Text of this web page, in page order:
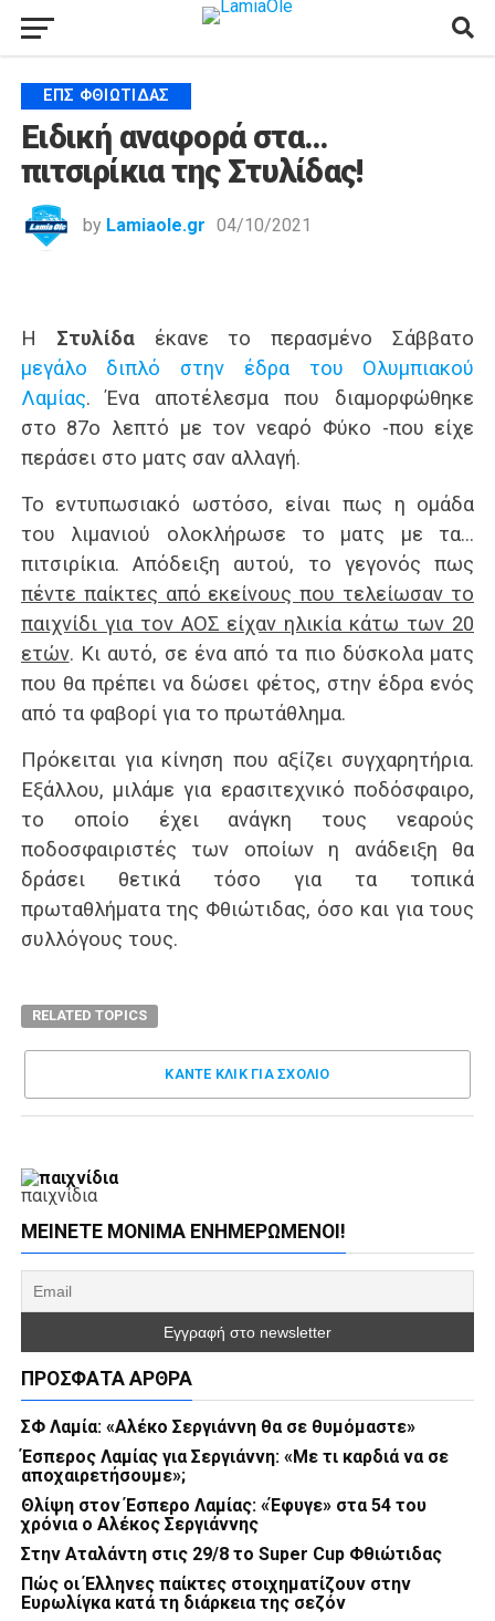
ΕΠΣ ΦΘΙΏΤΙΔΑΣ
Ειδική αναφορά στα…
πιτσιρίκια της Στυλίδας!
by Lamiaole.gr 04/10/2021
Η Στυλίδαέκανε το περασμένο Σάββατο
μεγάλο διπλό στην έδρα του Ολυμπιακού
Λαμίας. Ένα αποτέλεσμα που διαμορφώθηκε
στο 87ο λεπτό με τον νεαρό Φύκο -που είχε
περάσει στο ματς σαν αλλαγή.
Το εντυπωσιακό ωστόσο, είναι πως η ομάδα
του λιμανιού ολοκλήρωσε το ματς με τα…
πιτσιρίκια. Απόδειξη αυτού, το γεγονός πως
πέντε παίκτες από εκείνους που τελείωσαν το
παιχνίδι για τον ΑΟΣ είχαν ηλικία κάτω των 20
ετών. Κι αυτό, σε ένα από τα πιο δύσκολα ματς
που θα πρέπει να δώσει φέτος, στην έδρα ενός
από τα φαβορί για το πρωτάθλημα.
Πρόκειται για κίνηση που αξίζει συγχαρητήρια.
Εξάλλου, μιλάμε για ερασιτεχνικό ποδόσφαιρο,
το οποίο έχει ανάγκη τους νεαρούς
ποδοσφαιριστές των οποίων η ανάδειξη θα
δράσει θετικά τόσο για τα τοπικά
πρωταθλήματα της Φθιώτιδας, όσο και για τους
συλλόγους τους.
RELATED TOPICS
ΚΑΝΤΕ ΚΛΊΚ ΓΙΑ ΣΧΌΛΙΟ
παιχνίδια
ΜΕΊΝΕΤΕ ΜΌΝΙΜΑ ΕΝΗΜΕΡΏΜΕΝΟΙ!
ΠΡΌΣΦΑΤΑ ΆΡΘΡΑ
ΣΦ Λαμία: «Αλέκο Σεργιάννη θα σε θυμόμαστε»
Έσπερος Λαμίας για Σεργιάννη: «Με τι καρδιά να σε
αποχαιρετήσουμε»;
Θλίψη στον Έσπερο Λαμίας: «Έφυγε» στα 54 του
χρόνια ο Αλέκος Σεργιάννης
Στην Αταλάντη στις 29/8 το Super Cup Φθιώτιδας
Πώς οι Έλληνες παίκτες στοιχηματίζουν στην
Ευρωλίγκα κατά τη διάρκεια της σεζόν